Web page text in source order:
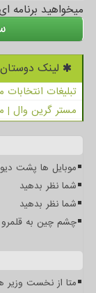
میخواهید برنامه
لینک
تبلیغات
مستر گرین وال |
موبایل ها پشت
شما نظر بدهید
شما نظر بدهید
چشم چین به
متا از نخست